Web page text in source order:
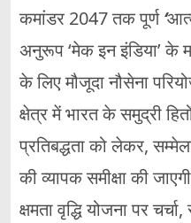
कमांडर 2047 तक पूर्ण‘
अनुरूप ‘मेक इन इंडिया’ के
के लिए मौजूदा नौसेना
क्षेत्र में भारत के समुद्री
प्रतिबद्धता को लेकर,
की व्यापक समीक्षा की
क्षमता वृद्धि योजना पर